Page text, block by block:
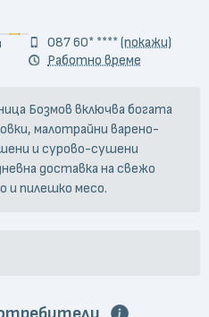
087 60* ****(покажи)
Работно време
Бозмов включва богата
малотрайни варено-
и сурово-сушени
доставка на свежо
и пилешко месо.